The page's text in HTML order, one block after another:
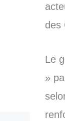
des
Le
»